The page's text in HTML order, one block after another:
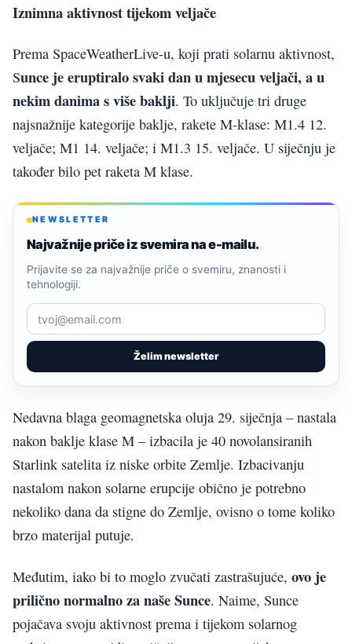
Iznimna aktivnost tijekom veljače
Prema SpaceWeatherLive-u, koji prati solarnu aktivnost,
Sunce je eruptiralo svaki dan u mjesecu veljači, a u
nekim danima s više baklji. To uključuje tri druge
najsnažnije kategorije baklje, rakete M-klase: M1.4 12.
veljače; M1 14. veljače; i M1.3 15. veljače. U siječnju je
također bilo pet raketa M klase.
NEWSLETTER
Najvažnije priče iz svemira na e-mailu.
Želim newsletter
Prijavite se za najvažnije priče o svemiru, znanosti i
tehnologiji.
Nedavna blaga geomagnetska oluja 29. siječnja – nastala
nakon baklje klase M – izbacila je 40 novolansiranih
Starlink satelita iz niske orbite Zemlje. Izbacivanju
nastalom nakon solarne erupcije obično je potrebno
nekoliko dana da stigne do Zemlje, ovisno o tome koliko
brzo materijal putuje.
Međutim, iako bi to moglo zvučati zastrašujuće, ovo je
prilično normalno za naše Sunce. Naime, Sunce
pojačava svoju aktivnost prema i tijekom solarnog